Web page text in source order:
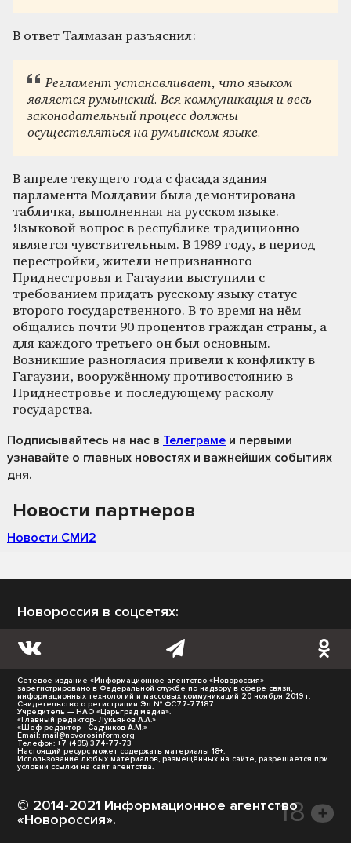
В ответ Талмазан разъяснил:
Регламент устанавливает, что языком
является румынский. Вся коммуникация и весь
законодательный процесс должны
осуществляться на румынском языке.
В апреле текущего года с фасада здания
парламента Молдавии была демонтирована
табличка, выполненная на русском языке.
Языковой вопрос в республике традиционно
является чувствительным. В 1989 году, в период
перестройки, жители непризнанного
Приднестровья и Гагаузии выступили с
требованием придать русскому языку статус
второго государственного. В то время на нём
общались почти 90 процентов граждан страны, а
для каждого третьего он был основным.
Возникшие разногласия привели к конфликту в
Гагаузии, вооружённому противостоянию в
Приднестровье и последующему расколу
государства.
Подписывайтесь на нас в Телеграме и первыми
узнавайте о главных новостях и важнейших событиях
дня.
Новости партнеров
Новости СМИ2
Новороссия в соцсетях:
Сетевое издание «Информационное агентство «Новороссия»
зарегистрировано в Федеральной службе по надзору в сфере связи,
информационных технологий и массовых коммуникаций 20 ноября 2019 г.
Свидетельство о регистрации Эл № ФС77-77187.
Учредитель — НАО «Царьград медиа».
«Главный редактор- Лукьянов А.А.»
«Шеф-редактор - Садчиков А.М.»
Email: mail@novorosinform.org
Телефон: +7 (495) 374-77-73
Настоящий ресурс может содержать материалы 18+.
Использование любых материалов, размещённых на сайте, разрешается при
условии ссылки на сайт агентства.
© 2014-2021 Информационное агентство
«Новороссия».